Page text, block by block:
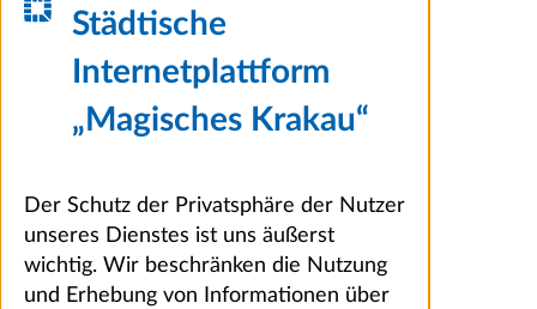
Städtische
Internetplattform
„Magisches Krakau“
Der Schutz der Privatsphäre der Nutzer
unseres Dienstes ist uns äußerst
wichtig. Wir beschränken die Nutzung
und Erhebung von Informationen über